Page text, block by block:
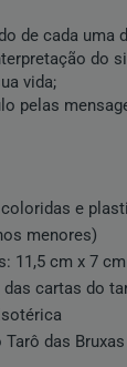
de cada uma
do
vida;
pelas
e
menores)
11,5 cm x 7 cm
cartas do
das Bruxas